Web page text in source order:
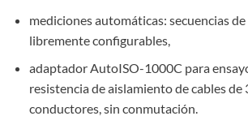
mediciones automáticas: secuencias
libremente configurables,
adaptador AutoISO-1000C para
resistencia de aislamiento de cables de
conductores, sin conmutación.